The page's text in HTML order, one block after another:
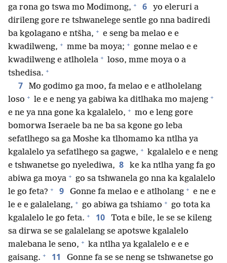
ga rona go tswa mo Modimong, + 6
yo eleruri a
dirileng gore re tshwanelege sentle go nna badiredi
ba kgolagano e ntšha, + e seng ba melao e e
kwadilweng, + mme ba moya; + gonne melao e e
kwadilweng e atlholela + loso, mme moya o a
tshedisa. +
7
Mo godimo ga moo, fa melao e e atlholelang
loso + le e e neng ya gabiwa ka ditlhaka mo majeng +
e ne ya nna gone ka kgalalelo, + mo e leng gore
bomorwa Iseraele ba ne ba sa kgone go leba
sefatlhego sa ga Moshe ka tlhomamo ka ntlha ya
kgalalelo ya sefatlhego sa gagwe, + kgalalelo e e neng
e tshwanetse go nyelediwa, 8
ke ka ntlha yang fa go
abiwa ga moya + go sa tshwanela go nna ka kgalalelo
le go feta? + 9 Gonne fa melao e e atlholang + e ne e
le e e galalelang, + go abiwa ga tshiamo + go tota ka
kgalalelo le go feta. + 10
Tota e bile, le se se kileng
sa dirwa se se galalelang se apotswe kgalalelo
malebana le seno, + ka ntlha ya kgalalelo e e e
gaisang. + 11
Gonne fa se se neng se tshwanetse go